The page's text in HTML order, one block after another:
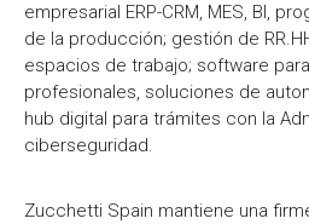
empresarial ERP-CRM, MES, BI,
de la producción; gestión de
espacios de trabajo; software
profesionales, soluciones de
hub digital para trámites con la
ciberseguridad.
Zucchetti Spain mantiene una